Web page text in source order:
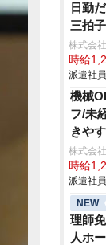
日勤
三拍
株式会
時給
派遣社
機械
フ/未
きや
株式会
時給
派遣社
NEW
理師
人ホ